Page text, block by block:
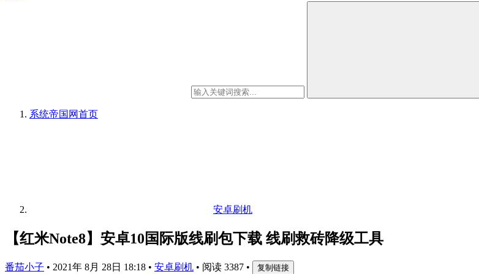
系统帝国网首页
安卓刷机
【红米Note8】安卓10国际版线刷包下载 线刷救砖降级工具
番茄小子 • 2021年 8月 28日 18:18 • 安卓刷机 • 阅读 3387 • 复制链接